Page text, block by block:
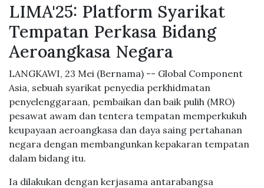
LIMA'25: Platform Syarikat
Tempatan Perkasa Bidang
Aeroangkasa Negara
LANGKAWI, 23 Mei (Bernama) -- Global Component
Asia, sebuah syarikat penyedia perkhidmatan
penyelenggaraan, pembaikan dan baik pulih (MRO)
pesawat awam dan tentera tempatan memperkukuh
keupayaan aeroangkasa dan daya saing pertahanan
negara dengan membangunkan kepakaran tempatan
dalam bidang itu.
Ia dilakukan dengan kerjasama antarabangsa